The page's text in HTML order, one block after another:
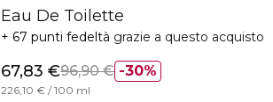
Eau De Toilette
67 punti fedeltà grazie a questo acquisto
30%
67,83 €96,90 €
226,10 € / 100 ml